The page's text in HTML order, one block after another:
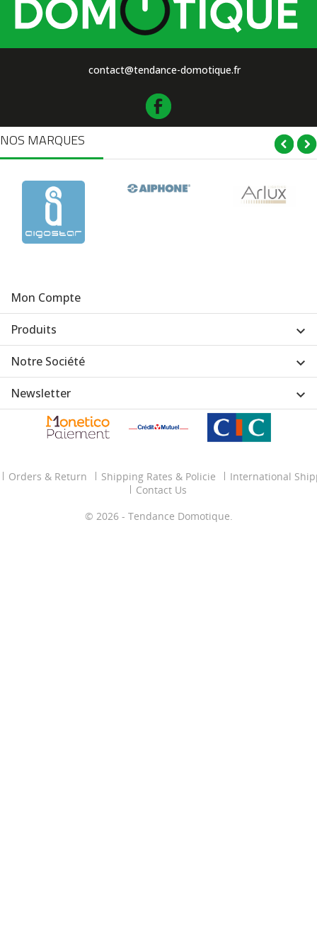
contact@tendance-domotique.fr
NOS MARQUES
Mon Compte
Produits 
Notre Société 
Newsletter 
Orders & Return Shipping Rates & Policie
International
Contact Us
© 2026 - Tendance Domotique.